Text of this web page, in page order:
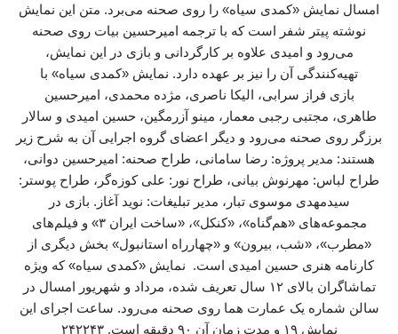
امسال نمایش «کمدی سیاه» را روی صحنه می‌برد. متن این نمایش
نوشته پیتر شفر است که با ترجمه امیرحسین بیات روی صحنه
می‌رود و امیدی علاوه بر کارگردانی و بازی در این نمایش،
تهیه‌کنندگی آن را نیز بر عهده دارد. نمایش «کمدی سیاه» با
بازی فراز ‌سرابی، الیکا ‌ناصری، مژده محمدی، امیرحسین
‌طاهری، مجتبی ‌رجبی ‌معمار، مینو ‌آزرمگین، حسین ‌امیدی و سالار
‌برزگر روی صحنه می‌رود و دیگر اعضای گروه اجرایی آن به شرح زیر
هستند: مدیر پروژه: رضا ‌سامانی، طراح صحنه: امیرحسین ‌دوانی،
طراح لباس: مهرنوش ‌بیانی، طراح نور: علی ‌کوزه‌گر، طراح پوستر:
سیدمهدی ‌موسوی ‌تبار، مدیر تبلیغات: نوید ‌آغاز. بازی در
مجموعه‌های «هم‌گناه»، «کنکل»، «ساخت ایران ۳» و فیلم‌های
«مطرب»، «شب، بیرون» و «چهارراه استانبول» بخش دیگری از
کارنامه هنری حسین امیدی است. نمایش «کمدی سیاه» که ویژه
تماشاگران بالای ۱۲ سال تعریف شده، مرداد و شهریور امسال در
سالن شماره یک عمارت هما روی صحنه می‌رود. ساعت اجرای این
نمایش ۱۹ و مدت زمان آن ۹۰ دقیقه است. ۲۴۲۲۴۳